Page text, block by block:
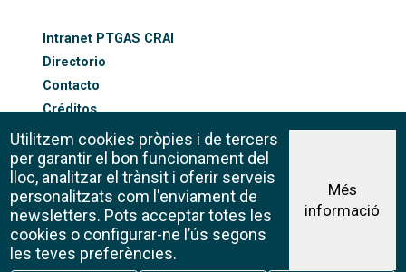
Intranet PTGAS CRAI
Directorio
Contacto
Créditos
Mapa web
Política de cookies
Aviso legal
©CRAI Universitat de Barcelona
Creative Commons 4.0
Utilitzem cookies pròpies i de tercers
per garantir el bon funcionament del
lloc, analitzar el trànsit i oferir serveis
personalitzats com l'enviament de
newsletters. Pots acceptar totes les
cookies o configurar-ne l’ús segons
les teves preferències.
Més
informació